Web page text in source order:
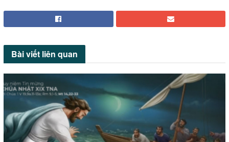
Bài viết liên quan